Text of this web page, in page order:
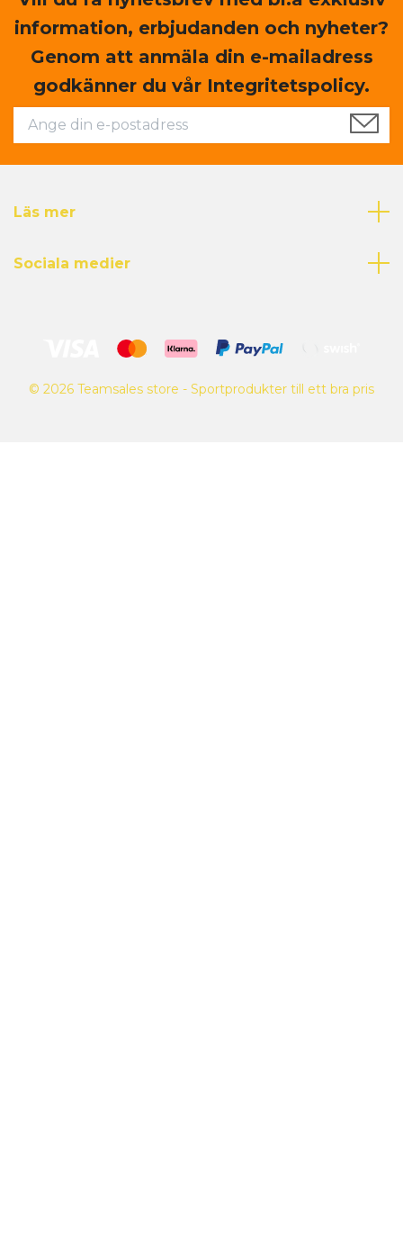
information, erbjudanden och nyheter?
Genom att anmäla din e-mailadress
godkänner du vår Integritetspolicy.
Läs mer
Sociala medier
© 2026 Teamsales store - Sportprodukter till ett bra pris